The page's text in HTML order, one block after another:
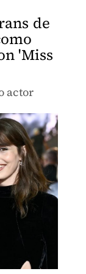
de
'Miss
actor